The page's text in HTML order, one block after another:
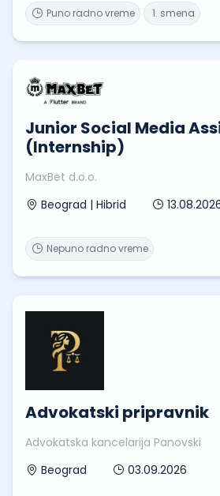
1. smena
Puno radno vreme
Junior Social Media
(Internship)
MaxBet d.o.o.
Beograd | Hibrid
Nepuno radno vreme
Advokatski pripravnik
Advokatska kancelarija Panovski
Beograd
03.09.2026